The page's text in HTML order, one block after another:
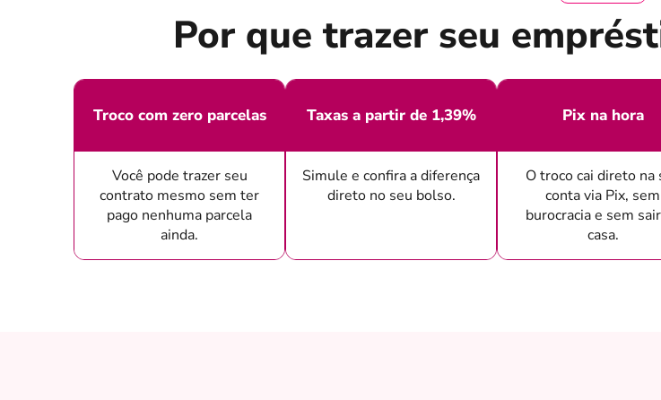
Por que trazer seu
Troco com zero parcelas
Você pode trazer seu
contrato mesmo sem ter
pago nenhuma parcela
ainda.
Taxas a partir de 1,39%
Simule e confira a diferença
direto no seu bolso.
Pix na hora
O troco cai direto na
conta via Pix, sem
burocracia e sem
casa.